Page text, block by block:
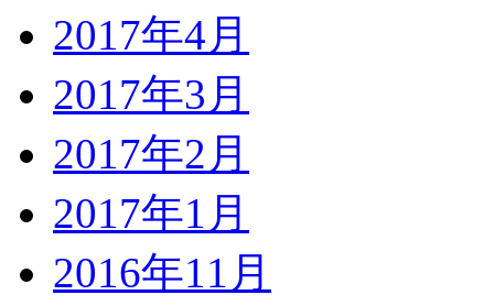
2017年4月
2017年3月
2017年2月
2017年1月
2016年11月